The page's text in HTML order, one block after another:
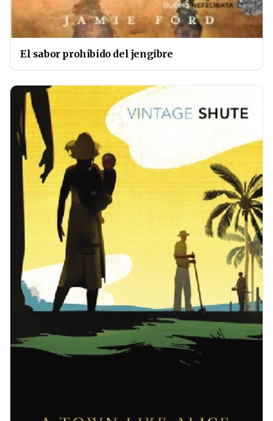
El sabor prohibido del jengibre